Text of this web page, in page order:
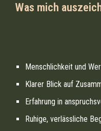
Was mich
Menschlichkeit und
Klarer Blick auf
Erfahrung in
Ruhige, verlässliche